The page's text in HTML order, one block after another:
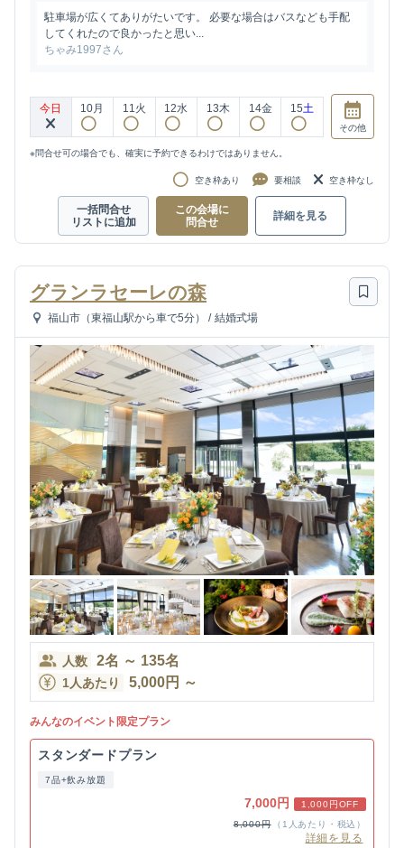
駐車場が広くてありがたいです。 必要な場合はバスなども手配
してくれたので良かったと思い...
ちゃみ1997さん
今日 10月 11 火 12水 13木 14金 15土
その他
※問合せ可の場合でも、確実に予約できるわけではありません。
空き枠あり 要相談 空き枠なし
一括問合せ
リストに追加
この会場に
問合せ
詳細を見る
グランラセーレの森
福山市（東福山駅から車で5分） / 結婚式場
人数 2名 ～ 135名
1人あたり 5,000円 ～
みんなのイベント限定プラン
スタンダードプラン
7品+飲み放題
7,000円
1,000円OFF
8,000円
（1人あたり・税込）
詳細を見る